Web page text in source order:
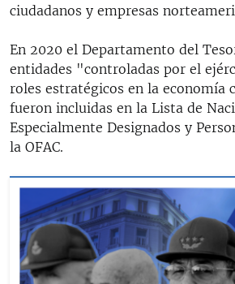
ciudadanos y empresas
En 2020 el Departamento del
entidades "controladas por el
roles estratégicos en la economía
fueron incluidas en la Lista de
Especialmente Designados y
la OFAC.